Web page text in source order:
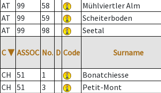
AT
99 58 Mühlviertler Alm
AT
99 59 Scheiterboden
AT
99 98 Seetal
C ▼ ASSOC No. D Code Surname
CH
51 1 Bonatchiesse
CH
51 3 Petit-Mont